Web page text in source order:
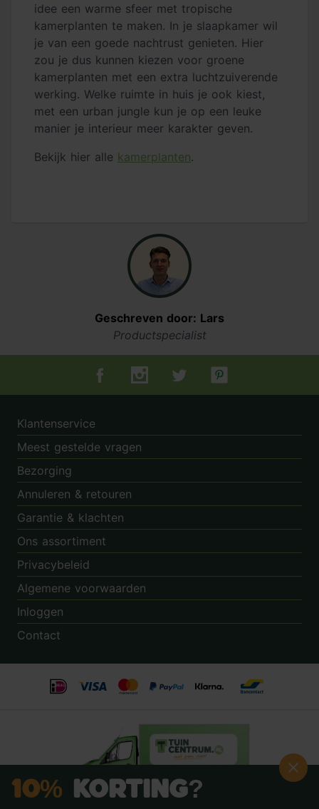
idee een warme sfeer met tropische
kamerplanten te maken. In je slaapkamer wil
je van een goede nachtrust genieten. Hier
zou je dus kunnen kiezen voor groene
kamerplanten met een extra luchtzuiverende
werking. Welke ruimte in huis je ook kiest,
met een urban jungle kun je op een leuke
manier je interieur meer karakter geven.
Bekijk hier alle kamerplanten.
Geschreven door: Lars
Productspecialist
Tuincentrum.nl op Facebook
Tuincentrum.nl op Instagram
Tuincentrum.nl op Twitter
Tuincentrum.nl op
Klantenservice
Meest gestelde vragen
Bezorging
Annuleren & retouren
Garantie & klachten
Ons assortiment
Privacybeleid
Algemene voorwaarden
Inloggen
Contact
10% Korting?